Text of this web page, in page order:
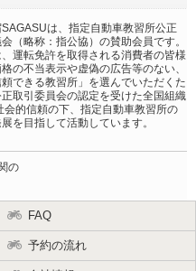
は、指定自動車教習所公正
（略称：指公協）の賛助会員です。
運転免許を取得される消費者の皆様
の不当表示や虚偽の広告等のない、
できる教習所」を選んでいただくた
取引委員会の認定を受けた全国組織
会的信頼の下、指定自動車教習所の
を目指して活動しています。
の
FAQ
予約の流れ